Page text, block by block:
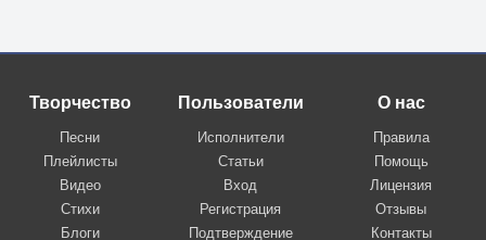
Творчество
Песни
Плейлисты
Видео
Стихи
Блоги
Пользователи
Исполнители
Статьи
Вход
Регистрация
Подтверждение
О нас
Правила
Помощь
Лицензия
Отзывы
Контакты